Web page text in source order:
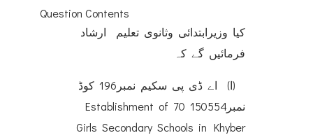
Question Contents
کیا وزیرابتدائی وثانوی تعلیم ارشاد
فرمائیں گے کہ
(ا) اے ڈی پی سکیم نمبر196 کوڈ
نمبر150554 Establishment of 70
Girls Secondary Schools in Khyber